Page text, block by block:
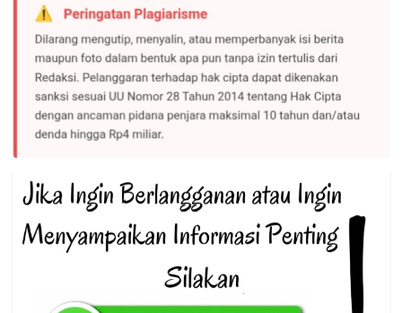
Pria
Cabuli
Anak
Tirinya
Sejak
Masih
di
Bangku